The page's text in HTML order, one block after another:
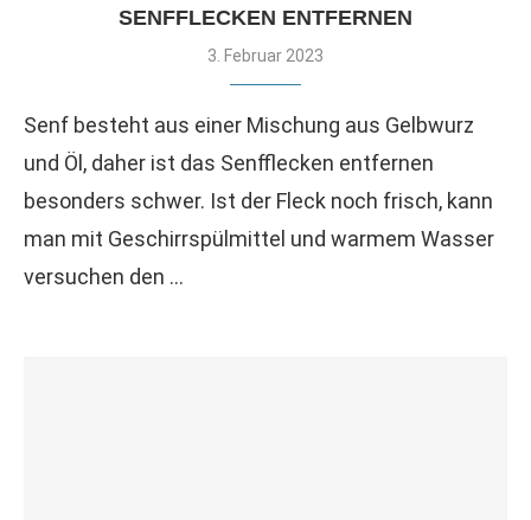
SENFFLECKEN ENTFERNEN
3. Februar 2023
Senf besteht aus einer Mischung aus Gelbwurz
und Öl, daher ist das Senfflecken entfernen
besonders schwer. Ist der Fleck noch frisch, kann
man mit Geschirrspülmittel und warmem Wasser
versuchen den …